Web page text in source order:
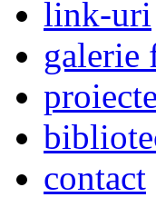
link-uri
galerie
proiecte
contact